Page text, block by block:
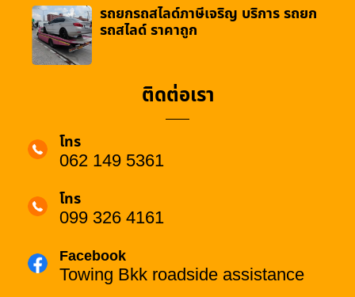
รถยกรถสไลด์ภาษีเจริญ บริการ รถยก
รถสไลด์ ราคาถูก
ติดต่อเรา
โทร
062 149 5361
โทร
099 326 4161
Facebook
Towing Bkk roadside assistance